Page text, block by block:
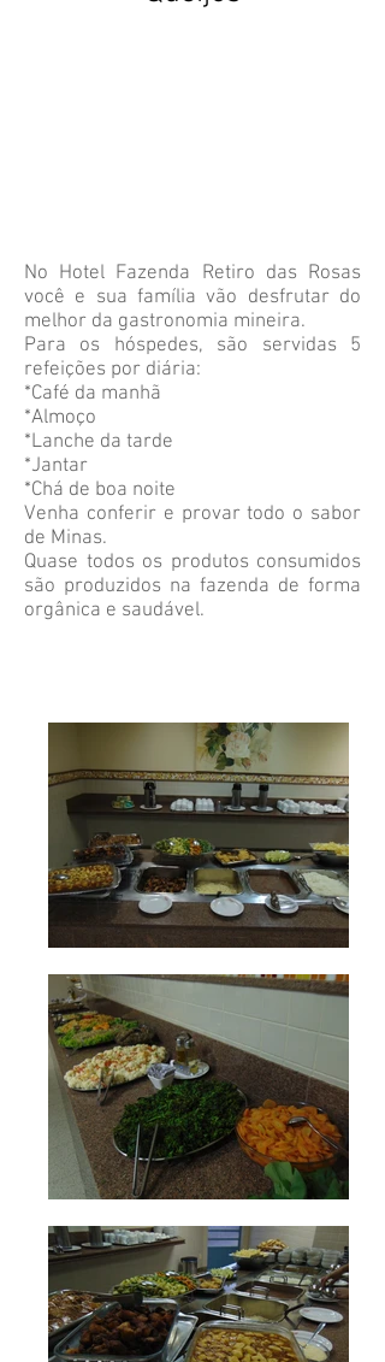
No Hotel Fazenda Retiro das Rosas
você e sua família vão desfrutar do
melhor da gastronomia mineira.
Para os hóspedes, são servidas 5
refeições por diária:
*Café da manhã
*Almoço
*Lanche da tarde
*Jantar
*Chá de boa noite
Venha conferir e provar todo o sabor
de Minas.
Quase todos os produtos consumidos
são produzidos na fazenda de forma
orgânica e saudável.